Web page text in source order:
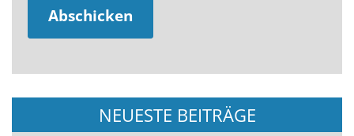
NEUESTE BEITRÄGE